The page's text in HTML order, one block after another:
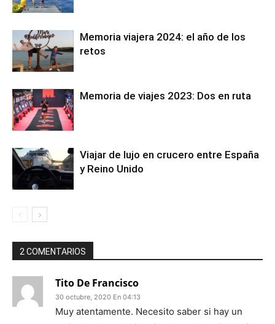
Memoria viajera 2024: el año de los
retos
Memoria de viajes 2023: Dos en ruta
Viajar de lujo en crucero entre España
y Reino Unido
2 COMENTARIOS
Tito De Francisco
30 octubre, 2020 En 04:13
Muy atentamente. Necesito saber si hay un